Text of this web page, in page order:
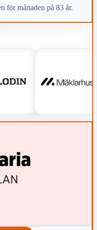
för månaden på 83 år.